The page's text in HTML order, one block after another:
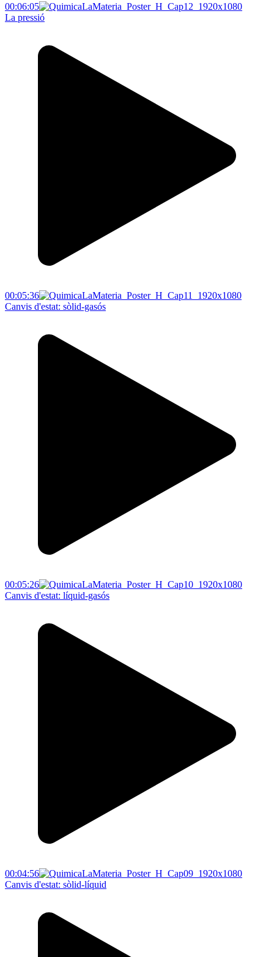
00:06:05
La pressió
00:05:36
Canvis d'estat: sòlid-gasós
00:05:26
Canvis d'estat: líquid-gasós
00:04:56
Canvis d'estat: sòlid-líquid